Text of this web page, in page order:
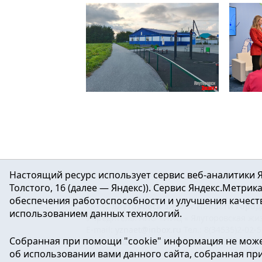
Читать
16+ ©Ялуторовск знает / Новости
Учредитель: АНО «ИИЦ « Ялуторовская
Регистрационный номер ЭЛ № ФС 77-
массовых коммуникаций.
Настоящий ресурс использует сервис веб-
Толстого, 16 (далее — Яндекс)). Сервис
обеспечения работоспособности и улучшения
использованием данных технологий.
Собранная при помощи "cookie" информация не
об использовании вами данного сайта, собранная